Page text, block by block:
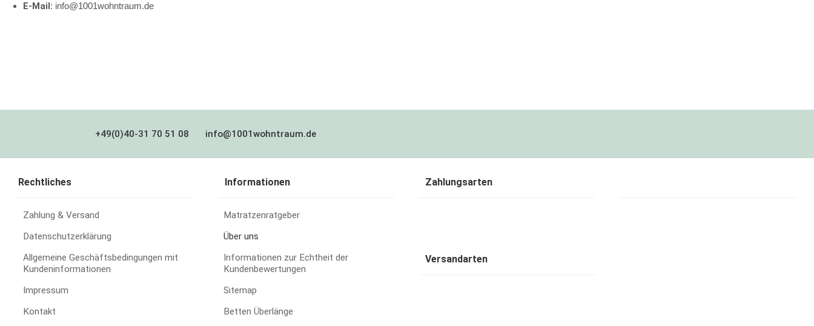
E-Mail: info@1001wohntraum.de
+49(0)40-31 70 51 08 info@1001wohntraum.de
Rechtliches
Zahlung & Versand
Datenschutzerklärung
Allgemeine Geschäftsbedingungen mit
Kundeninformationen
Impressum
Kontakt
Informationen
Matratzenratgeber
Über uns
Informationen zur Echtheit der
Kundenbewertungen
Sitemap
Betten Überlänge
Zahlungsarten
Versandarten